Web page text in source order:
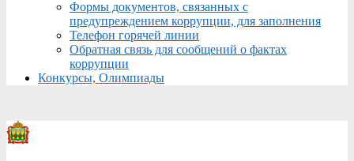
Формы документов, связанных с
предупреждением коррупции, для заполнения
Телефон горячей линии
Обратная связь для сообщений о фактах
коррупции
Конкурсы, Олимпиады